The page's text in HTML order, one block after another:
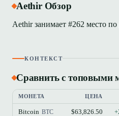
Aethir Обзор
Aethir занимает #262 место
КОНТЕКСТ
Сравнить с топовыми
МОНЕТА ЦЕНА
Bitcoin BTC $63,826.50